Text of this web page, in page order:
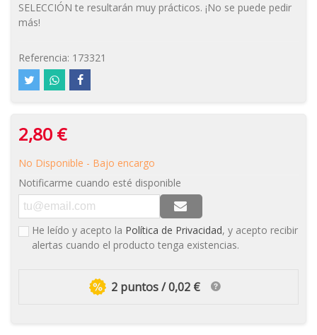
SELECCIÓN te resultarán muy prácticos. ¡No se puede pedir
más!
Referencia: 173321
2,80 €
No Disponible - Bajo encargo
Notificarme cuando esté disponible
He leído y acepto la Política de Privacidad, y acepto recibir
alertas cuando el producto tenga existencias.
2 puntos / 0,02 €